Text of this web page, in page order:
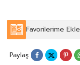
Favorilerime Ekle
Paylaş